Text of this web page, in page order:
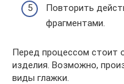
Повторить
фрагментами.
Перед процессом стоит
изделия. Возможно,
виды глажки.